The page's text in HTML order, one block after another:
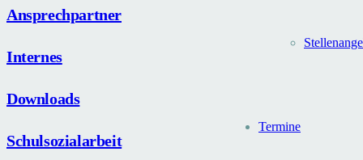
Termine
Ansprechpartner
Internes
Downloads
Schulsozialarbeit